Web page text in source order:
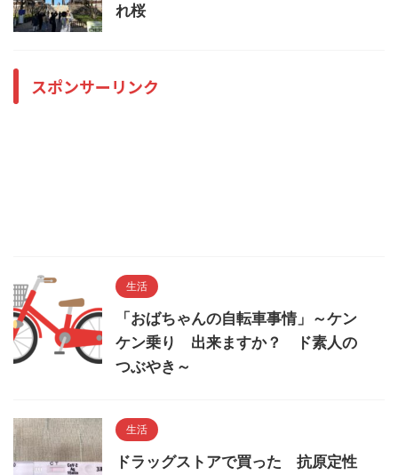
れ桜
スポンサーリンク
生活
「おばちゃんの自転車事情」～ケン
ケン乗り 出来ますか？ ド素人の
つぶやき～
生活
ドラッグストアで買った 抗原定性